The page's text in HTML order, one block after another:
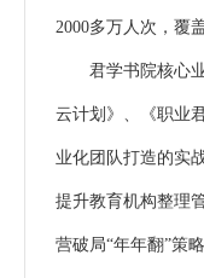
2000多万人次，覆
君学书院核心
云计划》、《职业
业化团队打造的实
提升教育机构整理
营破局“年年翻”策